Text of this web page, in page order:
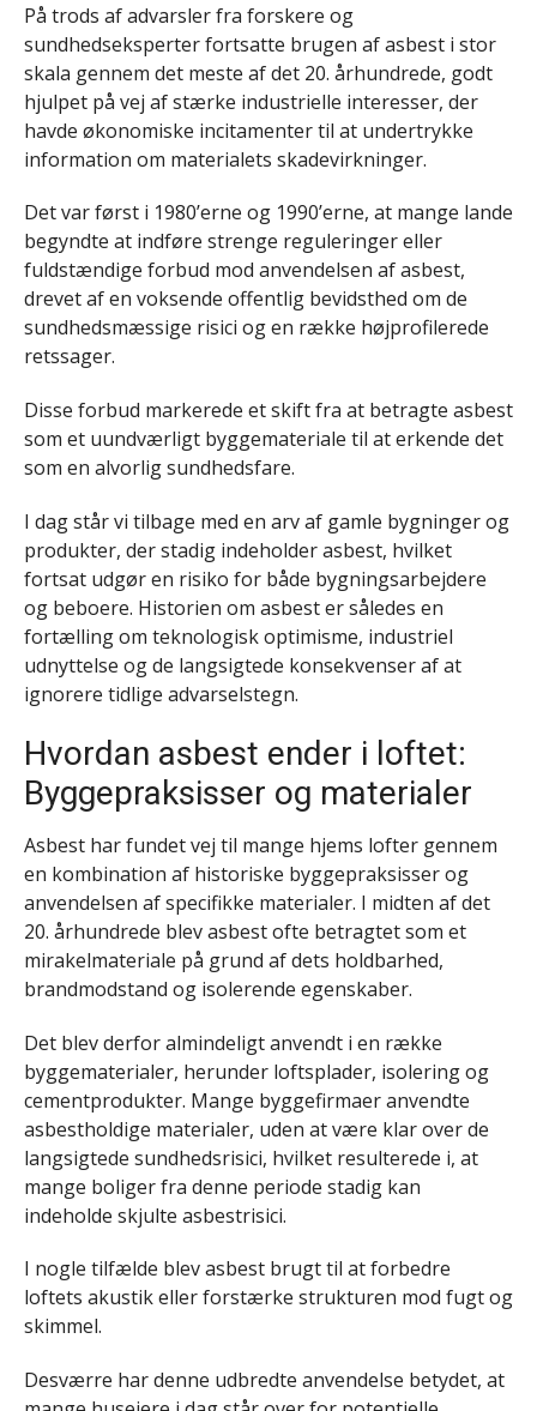
På trods af advarsler fra forskere og
sundhedseksperter fortsatte brugen af asbest i stor
skala gennem det meste af det 20. århundrede, godt
hjulpet på vej af stærke industrielle interesser, der
havde økonomiske incitamenter til at undertrykke
information om materialets skadevirkninger.
Det var først i 1980’erne og 1990’erne, at mange lande
begyndte at indføre strenge reguleringer eller
fuldstændige forbud mod anvendelsen af asbest,
drevet af en voksende offentlig bevidsthed om de
sundhedsmæssige risici og en række højprofilerede
retssager.
Disse forbud markerede et skift fra at betragte asbest
som et uundværligt byggemateriale til at erkende det
som en alvorlig sundhedsfare.
I dag står vi tilbage med en arv af gamle bygninger og
produkter, der stadig indeholder asbest, hvilket
fortsat udgør en risiko for både bygningsarbejdere
og beboere. Historien om asbest er således en
fortælling om teknologisk optimisme, industriel
udnyttelse og de langsigtede konsekvenser af at
ignorere tidlige advarselstegn.
Hvordan asbest ender i loftet:
Byggepraksisser og materialer
Asbest har fundet vej til mange hjems lofter gennem
en kombination af historiske byggepraksisser og
anvendelsen af specifikke materialer. I midten af det
20. århundrede blev asbest ofte betragtet som et
mirakelmateriale på grund af dets holdbarhed,
brandmodstand og isolerende egenskaber.
Det blev derfor almindeligt anvendt i en række
byggematerialer, herunder loftsplader, isolering og
cementprodukter. Mange byggefirmaer anvendte
asbestholdige materialer, uden at være klar over de
langsigtede sundhedsrisici, hvilket resulterede i, at
mange boliger fra denne periode stadig kan
indeholde skjulte asbestrisici.
I nogle tilfælde blev asbest brugt til at forbedre
loftets akustik eller forstærke strukturen mod fugt og
skimmel.
Desværre har denne udbredte anvendelse betydet, at